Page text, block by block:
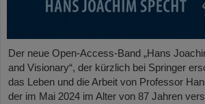
Der neue Open-Access-Band „Hans
and Visionary“, der kürzlich bei Springer
das Leben und die Arbeit von Professor
der im Mai 2024 im Alter von 87 Jahren